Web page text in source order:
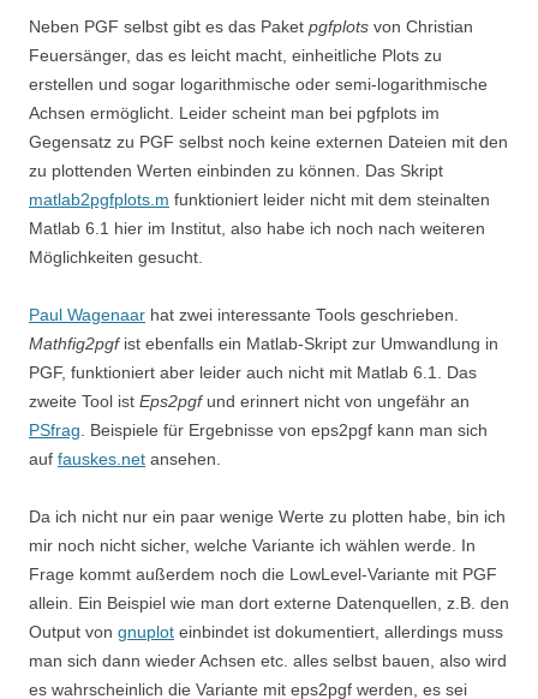
Neben PGF selbst gibt es das Paket pgfplots von Christian
Feuersänger, das es leicht macht, einheitliche Plots zu
erstellen und sogar logarithmische oder semi-logarithmische
Achsen ermöglicht. Leider scheint man bei pgfplots im
Gegensatz zu PGF selbst noch keine externen Dateien mit den
zu plottenden Werten einbinden zu können. Das Skript
matlab2pgfplots.m funktioniert leider nicht mit dem steinalten
Matlab 6.1 hier im Institut, also habe ich noch nach weiteren
Möglichkeiten gesucht.
Paul Wagenaar hat zwei interessante Tools geschrieben.
Mathfig2pgfist ebenfalls ein Matlab-Skript zur Umwandlung in
PGF, funktioniert aber leider auch nicht mit Matlab 6.1. Das
zweite Tool ist Eps2pgfund erinnert nicht von ungefähr an
PSfrag . Beispiele für Ergebnisse von eps2pgf kann man sich
auf fauskes.net ansehen.
Da ich nicht nur ein paar wenige Werte zu plotten habe, bin ich
mir noch nicht sicher, welche Variante ich wählen werde. In
Frage kommt außerdem noch die LowLevel-Variante mit PGF
allein. Ein Beispiel wie man dort externe Datenquellen, z.B. den
Output von gnuplot einbindet ist dokumentiert, allerdings muss
man sich dann wieder Achsen etc. alles selbst bauen, also wird
es wahrscheinlich die Variante mit eps2pgf werden, es sei